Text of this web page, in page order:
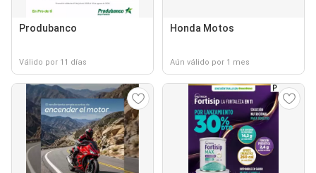
Produbanco
Válido por 11 días
Honda Motos
Aún válido por 1 mes